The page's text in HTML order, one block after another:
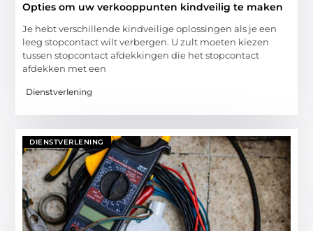
Opties om uw verkooppunten kindveilig te maken
Je hebt verschillende kindveilige oplossingen als je een
leeg stopcontact wilt verbergen. U zult moeten kiezen
tussen stopcontact afdekkingen die het stopcontact
afdekken met een
Dienstverlening
DIENSTVERLENING